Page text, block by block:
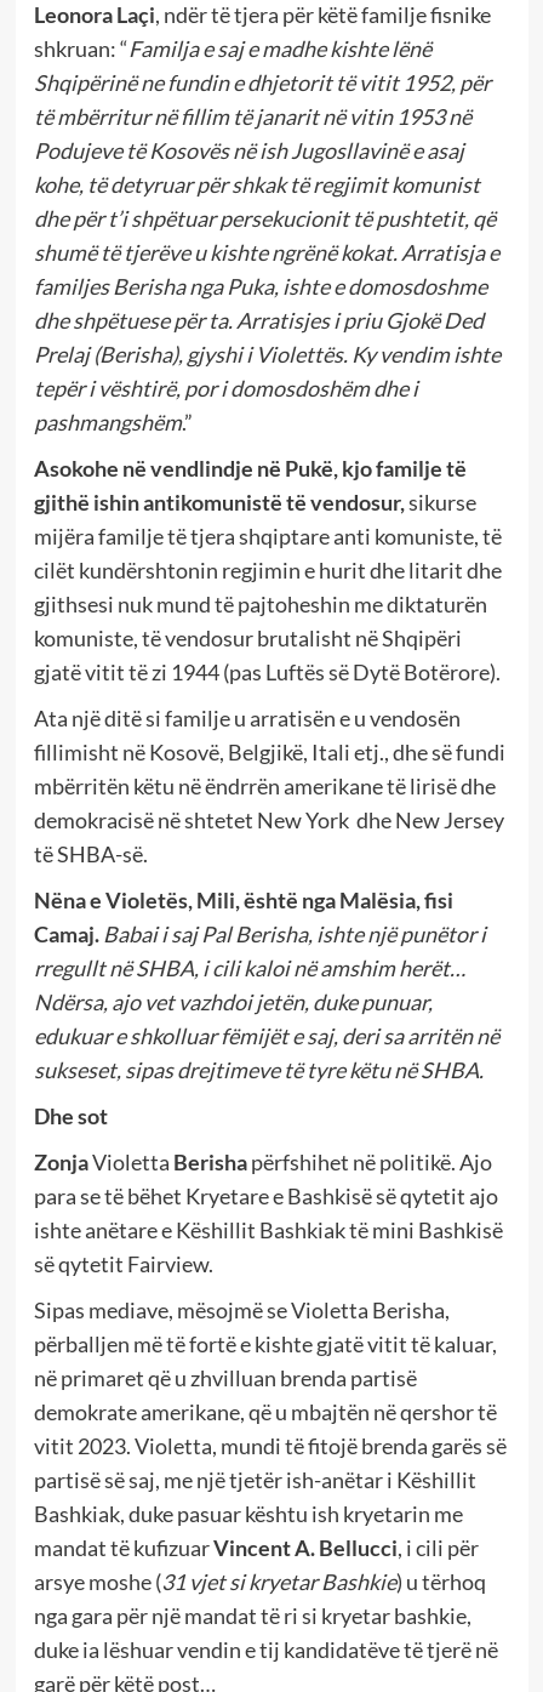
Leonora Laçi, ndër të tjera për këtë familje fisnike
shkruan: “Familja e saj e madhe kishte lënë
Shqipërinë ne fundin e dhjetorit tëvitit 1952, për
të mbërritur në fillim të janarit në vitin 1953 në
Podujeve të Kosovës në ish Jugosllavinë e asaj
kohe, të detyruar për shkak të regjimit komunist
dhe për t’i shpëtuar persekucionit të pushtetit, që
shumë të tjerëve u kishte ngrënë kokat. Arratisja e
familjes Berisha nga Puka, ishte e domosdoshme
dhe shpëtuese për ta. Arratisjes i priu Gjokë Ded
Prelaj (Berisha), gjyshi i Violettës. Ky vendim ishte
tepër i vështirë, por i domosdoshëm dhe i
pashmangshëm.”
Asokohe në vendlindje në Pukë, kjo familje të
gjithë ishin antikomunistë të vendosur,sikurse
mijëra familje të tjera shqiptare anti komuniste, të
cilët kundërshtonin regjimin e hurit dhe litarit dhe
gjithsesi nuk mund të pajtoheshin me diktaturën
komuniste, të vendosur brutalisht në Shqipëri
gjatë vitit të zi 1944 (pas Luftës së Dytë Botërore).
Ata një ditë si familje u arratisën e u vendosën
fillimisht në Kosovë, Belgjikë, Itali etj., dhe së fundi
mbërritën këtu në ëndrrën amerikane të lirisë dhe
demokracisë në shtetet New York dhe New Jersey
të SHBA-së.
Nëna e Violetës, Mili, është nga Malësia, fisi
Camaj. Babai i saj Pal Berisha, ishte një punëtor i
rregullt në SHBA, i cili kaloi në amshim herët…
Ndërsa, ajo vet vazhdoi jetën, duke punuar,
edukuar e shkolluar fëmijët e saj, deri sa arritën në
sukseset, sipas drejtimeve të tyre këtu në SHBA.
Dhe sot
ZonjaVioletta Berishapërfshihet në politikë. Ajo
para se të bëhet Kryetare e Bashkisë së qytetit ajo
ishte anëtare e Këshillit Bashkiak të mini Bashkisë
së qytetit Fairview.
Sipas mediave, mësojmë se Violetta Berisha,
përballjen më të fortë e kishte gjatë vitit të kaluar,
në primaret që u zhvilluan brenda partisë
demokrate amerikane, që u mbajtën në qershor të
vitit 2023. Violetta, mundi të fitojë brenda garës së
partisë së saj, me një tjetër ish-anëtar i Këshillit
Bashkiak, duke pasuar kështu ish kryetarin me
mandat të kufizuarVincent A. Bellucci, i cili për
arsye moshe (31 vjet si kryetar Bashkie) u tërhoq
nga gara për një mandat të ri si kryetar bashkie,
duke ia lëshuar vendin e tij kandidatëve të tjerë në
garë për këtë post…